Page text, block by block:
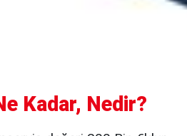
Kadar, Nedir?